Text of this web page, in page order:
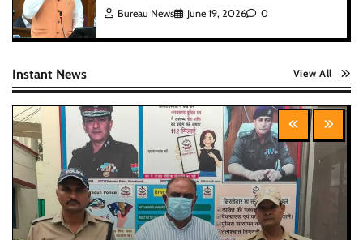
Bureau News June 19, 2026 0
Instant News View All